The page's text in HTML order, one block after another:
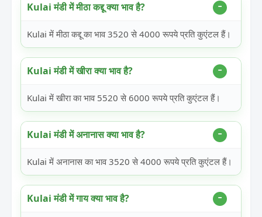
Kulai मंडी में मीठा कद्दू क्या भाव है?
Kulai में मीठा कद्दू का भाव 3520 से 4000 रूपये प्रति कुएंटल हैं।
Kulai मंडी में खीरा क्या भाव है?
Kulai में खीरा का भाव 5520 से 6000 रूपये प्रति कुएंटल हैं।
Kulai मंडी में अनानास क्या भाव है?
Kulai में अनानास का भाव 3520 से 4000 रूपये प्रति कुएंटल हैं।
Kulai मंडी में गाय क्या भाव है?